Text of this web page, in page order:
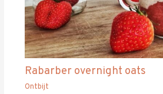
Rabarber overnight oats
Ontbijt